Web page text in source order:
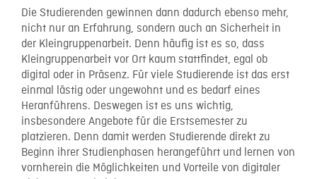
Die Studierenden gewinnen dann dadurch ebenso mehr,
nicht nur an Erfahrung, sondern auch an Sicherheit in
der Kleingruppenarbeit. Denn häufig ist es so, dass
Kleingruppenarbeit vor Ort kaum stattfindet, egal ob
digital oder in Präsenz. Für viele Studierende ist das erst
einmal lästig oder ungewohnt und es bedarf eines
Heranführens. Deswegen ist es uns wichtig,
insbesondere Angebote für die Erstsemester zu
platzieren. Denn damit werden Studierende direkt zu
Beginn ihrer Studienphasen herangeführt und lernen von
vornherein die Möglichkeiten und Vorteile von digitaler